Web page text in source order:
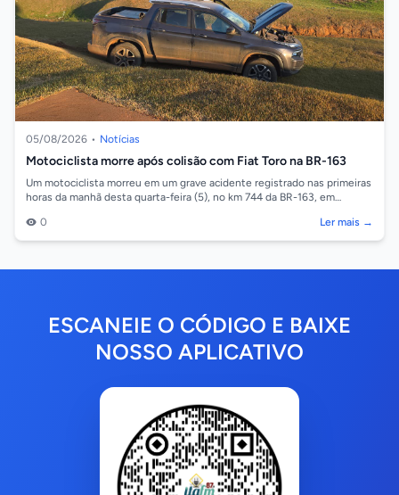
05/08/2026 • Notícias
Motociclista morre após colisão com Fiat Toro na BR-163
Um motociclista morreu em um grave acidente registrado nas primeiras
horas da manhã desta quarta-feira (5), no km 744 da BR-163, em
0
Ler mais →
ESCANEIE O CÓDIGO E BAIXE
NOSSO APLICATIVO